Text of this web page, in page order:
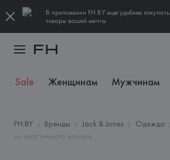
В приложении FH.BY еще удобнее покупать
товары вашей мечты
Sale Женщинам Мужчинам
FH.BY Бренды Jack & Jones Одежда
из эластичного хлопка